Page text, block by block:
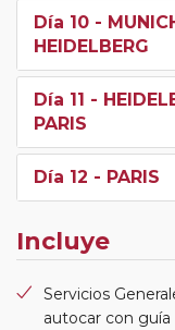
Día 10 -
HEIDELBERG
Día 11 -
PARIS
Día 12 - PARIS
Incluye
Servicios
autocar con